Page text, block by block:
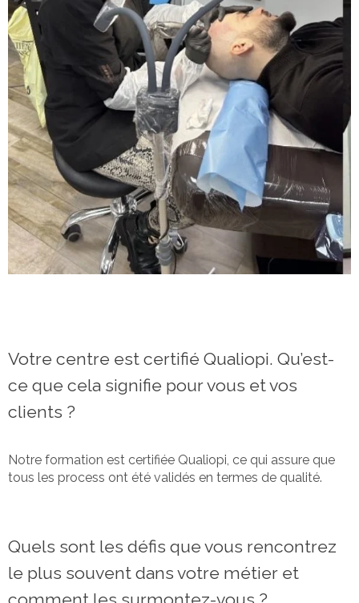
Votre centre est certifié Qualiopi. Qu’est-
ce que cela signifie pour vous et vos
clients ?
Notre formation est certifiée Qualiopi, ce qui assure que
tous les process ont été validés en termes de qualité.
Quels sont les défis que vous rencontrez
le plus souvent dans votre métier et